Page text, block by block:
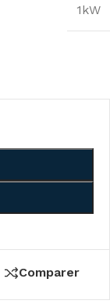
1kW
Comparer